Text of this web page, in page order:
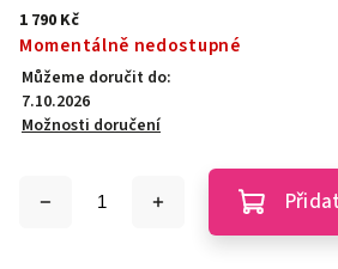
1 790 Kč
Momentálně nedostupné
Můžeme doručit do:
7.10.2026
Možnosti doručení